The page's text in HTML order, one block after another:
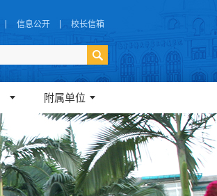
信息公开 校长信箱
附属单位